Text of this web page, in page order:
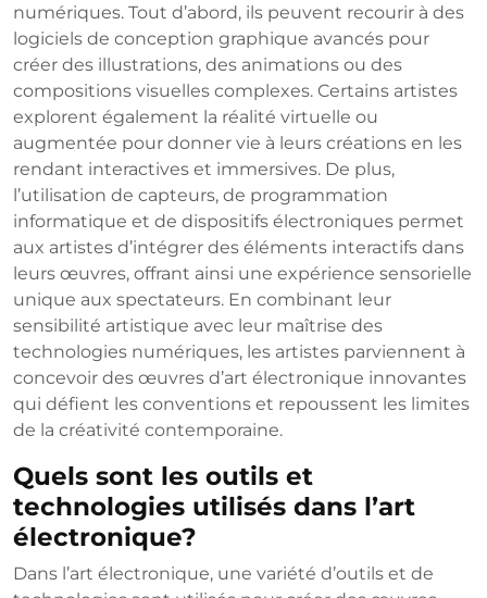
numériques. Tout d’abord, ils peuvent recourir à des
logiciels de conception graphique avancés pour
créer des illustrations, des animations ou des
compositions visuelles complexes. Certains artistes
explorent également la réalité virtuelle ou
augmentée pour donner vie à leurs créations en les
rendant interactives et immersives. De plus,
l’utilisation de capteurs, de programmation
informatique et de dispositifs électroniques permet
aux artistes d’intégrer des éléments interactifs dans
leurs œuvres, offrant ainsi une expérience sensorielle
unique aux spectateurs. En combinant leur
sensibilité artistique avec leur maîtrise des
technologies numériques, les artistes parviennent à
concevoir des œuvres d’art électronique innovantes
qui défient les conventions et repoussent les limites
de la créativité contemporaine.
Quels sont les outils et
technologies utilisés dans l’art
électronique?
Dans l’art électronique, une variété d’outils et de